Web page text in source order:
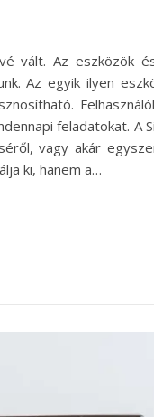
vált. Az eszközök
Az egyik ilyen
feladatokat. A
vagy akár
ki, hanem a…